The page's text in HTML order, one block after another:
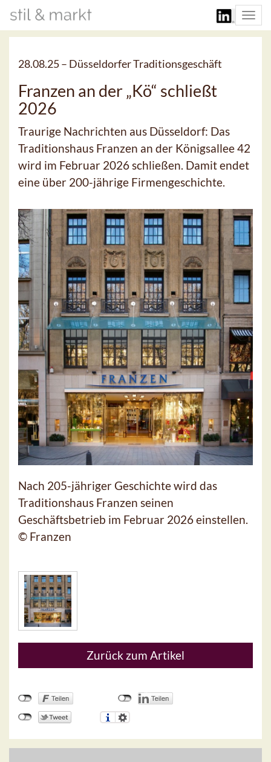
28.08.25 – Düsseldorfer Traditionsgeschäft
Franzen an der „Kö“ schließt
2026
Traurige Nachrichten aus Düsseldorf: Das
Traditionshaus Franzen an der Königsallee 42
wird im Februar 2026 schließen. Damit endet
eine über 200-jährige Firmengeschichte.
Nach 205-jähriger Geschichte wird das
Traditionshaus Franzen seinen
Geschäftsbetrieb im Februar 2026 einstellen.
© Franzen
Zurück zum Artikel